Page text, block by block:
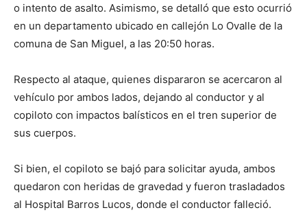
o intento de asalto. Asimismo, se detalló que esto ocurrió
en un departamento ubicado en callejón Lo Ovalle de la
comuna de San Miguel, a las 20:50 horas.
Respecto al ataque, quienes dispararon se acercaron al
vehículo por ambos lados, dejando al conductor y al
copiloto con impactos balísticos en el tren superior de
sus cuerpos.
Si bien, el copiloto se bajó para solicitar ayuda, ambos
quedaron con heridas de gravedad y fueron trasladados
al Hospital Barros Lucos, donde el conductor falleció.